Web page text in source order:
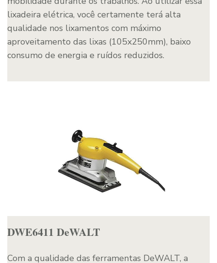
lixadeira elétrica, você certamente terá alta
qualidade nos lixamentos com máximo
aproveitamento das lixas (105x250mm), baixo
consumo de energia e ruídos reduzidos.
DWE6411 DeWALT
Com a qualidade das ferramentas DeWALT, a